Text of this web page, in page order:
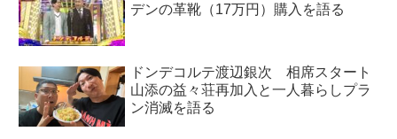
デンの革靴（17万円）購入を語る
ドンデコルテ渡辺銀次 相席スタート
山添の益々荘再加入と一人暮らしプラ
ン消滅を語る